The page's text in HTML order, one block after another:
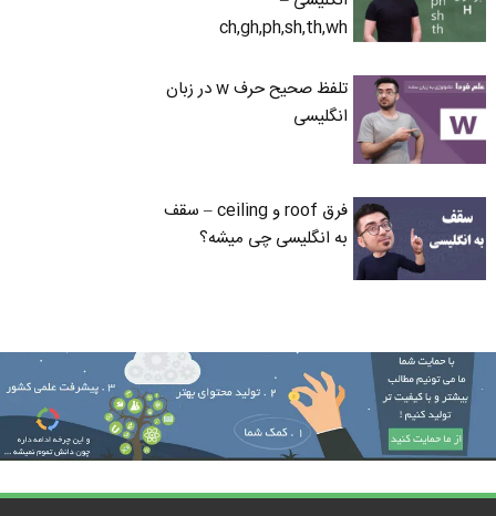
ch,gh,ph,sh,th,wh
تلفظ صحیح حرف w در زبان
انگلیسی
فرق roof و ceiling – سقف
به انگلیسی چی میشه؟